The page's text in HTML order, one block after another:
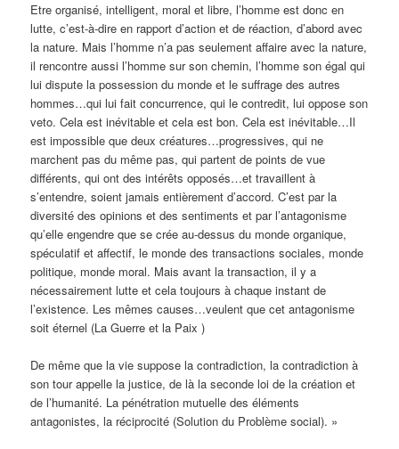
Etre organisé, intelligent, moral et libre, l’homme est donc en
lutte, c’est-à-dire en rapport d’action et de réaction, d’abord avec
la nature. Mais l’homme n’a pas seulement affaire avec la nature,
il rencontre aussi l’homme sur son chemin, l’homme son égal qui
lui dispute la possession du monde et le suffrage des autres
hommes…qui lui fait concurrence, qui le contredit, lui oppose son
veto. Cela est inévitable et cela est bon. Cela est inévitable…Il
est impossible que deux créatures…progressives, qui ne
marchent pas du même pas, qui partent de points de vue
différents, qui ont des intérêts opposés…et travaillent à
s’entendre, soient jamais entièrement d’accord. C’est par la
diversité des opinions et des sentiments et par l’antagonisme
qu’elle engendre que se crée au-dessus du monde organique,
spéculatif et affectif, le monde des transactions sociales, monde
politique, monde moral. Mais avant la transaction, il y a
nécessairement lutte et cela toujours à chaque instant de
l’existence. Les mêmes causes…veulent que cet antagonisme
soit éternel (La Guerre et la Paix )
De même que la vie suppose la contradiction, la contradiction à
son tour appelle la justice, de là la seconde loi de la création et
de l’humanité. La pénétration mutuelle des éléments
antagonistes, la réciprocité (Solution du Problème social). »